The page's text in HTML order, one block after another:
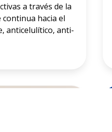
a través de la
hacia el
anticelulítico, anti-